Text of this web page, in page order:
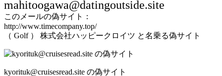
mahitoogawa@datingoutside.site
このメールの偽サイト：
http://www.timecompany.top/
（ Golf ） 株式会社ハッピークロイツ と名乗る偽サイト
kyorituk@cruisesread.site の偽サイト